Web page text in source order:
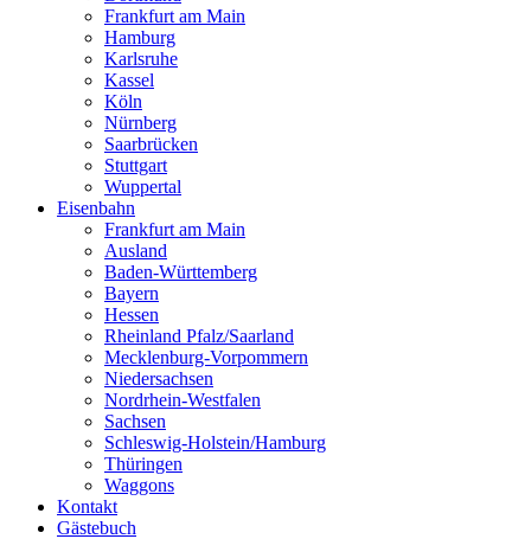
Frankfurt am Main
Hamburg
Karlsruhe
Kassel
Köln
Nürnberg
Saarbrücken
Stuttgart
Wuppertal
Eisenbahn
Frankfurt am Main
Ausland
Baden-Württemberg
Bayern
Hessen
Rheinland Pfalz/Saarland
Mecklenburg-Vorpommern
Niedersachsen
Nordrhein-Westfalen
Sachsen
Schleswig-Holstein/Hamburg
Thüringen
Waggons
Kontakt
Gästebuch